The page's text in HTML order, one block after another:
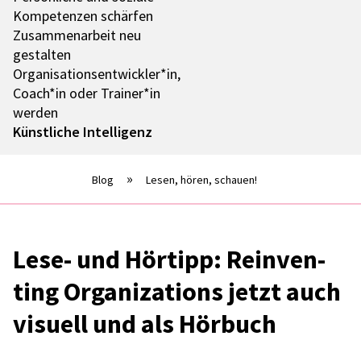
Kompe­ten­zen schär­fen
Zusam­men­ar­beit neu
gestal­ten
Organisationsentwickler*in,
Coach*in oder Trainer*in
werden
Künst­li­che Intel­li­genz
Blog Lesen, hören, schauen!
Lese- und Hörtipp: Reinven­
ting Orga­niza­ti­ons jetzt auch
visu­ell und als Hörbuch